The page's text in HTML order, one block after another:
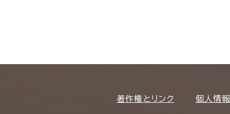
著作権とリンク 個人情